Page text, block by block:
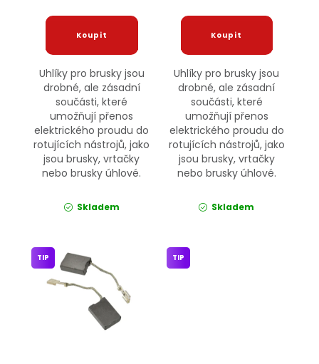
Uhlíky pro brusky jsou
drobné, ale zásadní
součásti, které
umožňují přenos
elektrického proudu do
rotujících nástrojů, jako
jsou brusky, vrtačky
nebo brusky úhlové.
Skladem
Uhlíky pro brusky jsou
drobné, ale zásadní
součásti, které
umožňují přenos
elektrického proudu do
rotujících nástrojů, jako
jsou brusky, vrtačky
nebo brusky úhlové.
Skladem
TIP TIP